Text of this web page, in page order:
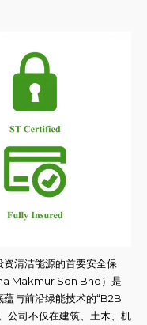
清洁能源的首要安全保
Makmur Sdn Bhd）是
与前沿绿能技术的“B2B
公司不仅在建筑、土木、机